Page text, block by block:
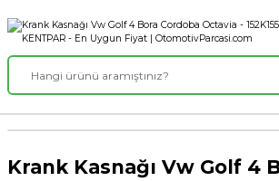
Krank Kasnağı Vw Golf 4